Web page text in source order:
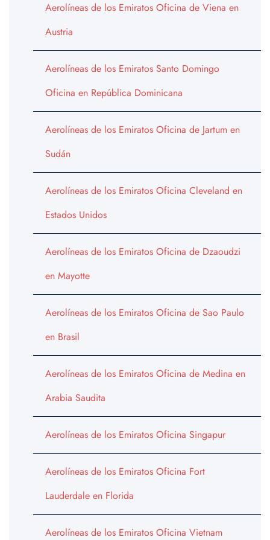
Aerolíneas de los Emiratos Oficina de Viena en
Austria
Aerolíneas de los Emiratos Santo Domingo
Oficina en República Dominicana
Aerolíneas de los Emiratos Oficina de Jartum en
Sudán
Aerolíneas de los Emiratos Oficina Cleveland en
Estados Unidos
Aerolíneas de los Emiratos Oficina de Dzaoudzi
en Mayotte
Aerolíneas de los Emiratos Oficina de Sao Paulo
en Brasil
Aerolíneas de los Emiratos Oficina de Medina en
Arabia Saudita
Aerolíneas de los Emiratos Oficina Singapur
Aerolíneas de los Emiratos Oficina Fort
Lauderdale en Florida
Aerolíneas de los Emiratos Oficina Vietnam